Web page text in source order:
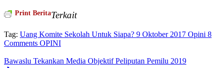
Print BeritaTerkait
Tag: Uang Komite Sekolah Untuk Siapa? 9 Oktober 2017 Opini 8
Comments OPINI
Bawaslu Tekankan Media Objektif Peliputan Pemilu 2019